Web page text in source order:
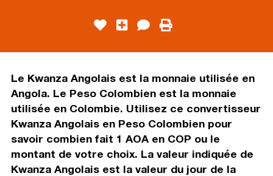
Le Kwanza Angolais est la monnaie utilisée en
Angola. Le Peso Colombien est la monnaie
utilisée en Colombie. Utilisez ce convertisseur
Kwanza Angolais en Peso Colombien pour
savoir combien fait 1 AOA en COP ou le
montant de votre choix. La valeur indiquée de
Kwanza Angolais est la valeur du jour de la